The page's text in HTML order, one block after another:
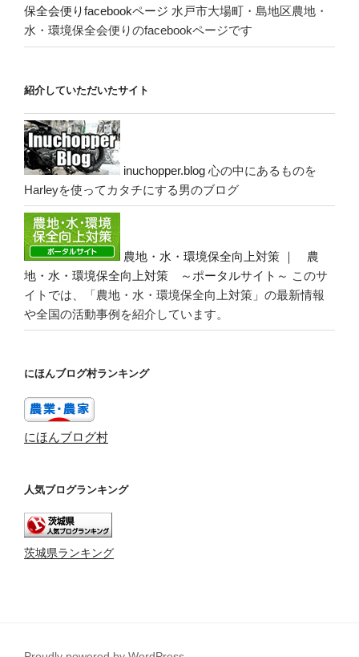
保全会便りfacebookページ 水戸市大場町・島地区農地・
水・環境保全会便りのfacebookページです
紹介していただいたサイト
inuchopper.blog 心の中にあるものを
Harleyを使ってカタチにする男のブログ
農地・水・環境保全向上対策 ｜ 農
地・水・環境保全向上対策 ～ポータルサイト～ このサ
イトでは、「農地・水・環境保全向上対策」の最新情報
や全国の活動事例を紹介しています。
にほんブログ村ランキング
にほんブログ村
人気ブログランキング
茨城県ランキング